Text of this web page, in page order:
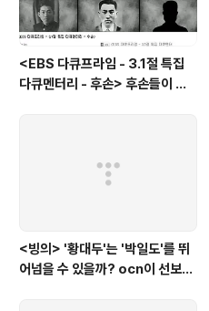
<EBS 다큐프라임 - 3.1절 특집
다큐멘터리 - 후손> 후손들이 말
<빙의> '황대두'는 '박일도'를 뛰
어넘을 수 있을까? ocn이 선보인